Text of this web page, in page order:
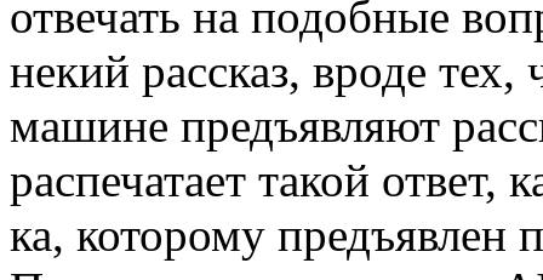
отвечать на подобные
некий рассказ, вроде
машине предъявляют
распечатает такой
ка, которому предъявлен